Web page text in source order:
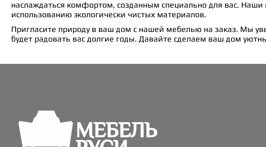
наслаждаться комфортом, созданным специально для вас. Наши
использованию экологически чистых материалов.
Пригласите природу в ваш дом с нашей мебелью на заказ. Мы
будет радовать вас долгие годы. Давайте сделаем ваш дом